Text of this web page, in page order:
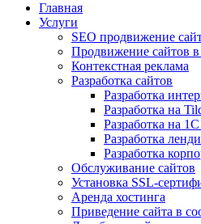
Главная
Услуги
SEO продвижение
Продвижение сайтов
Контекстная реклама
Разработка сайтов
Разработка
Разработка на
Разработка на
Разработка
Разработка
Обслуживание сайтов
Установка SSL-
Аренда хостинга
Приведение сайта в